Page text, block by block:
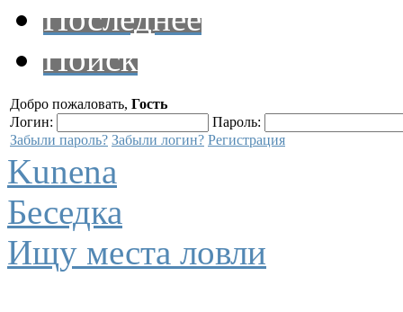
Последнее
Поиск
Добро пожаловать, Гость
Логин:
Пароль:
Забыли пароль? Забыли логин? Регистрация
Kunena
Беседка
Ищу места ловли